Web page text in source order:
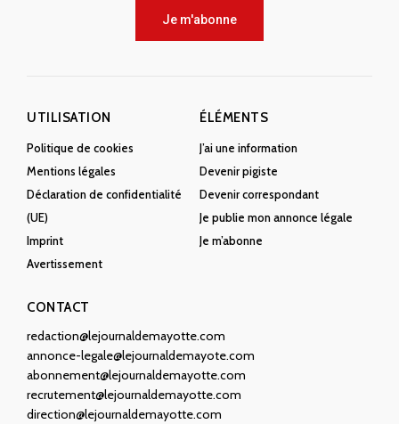
Je m'abonne
UTILISATION
Politique de cookies
Mentions légales
Déclaration de confidentialité
(UE)
Imprint
Avertissement
ÉLÉMENTS
J’ai une information
Devenir pigiste
Devenir correspondant
Je publie mon annonce légale
Je m’abonne
CONTACT
redaction@lejournaldemayotte.com
annonce-legale@lejournaldemayote.com
abonnement@lejournaldemayotte.com
recrutement@lejournaldemayotte.com
direction@lejournaldemayotte.com